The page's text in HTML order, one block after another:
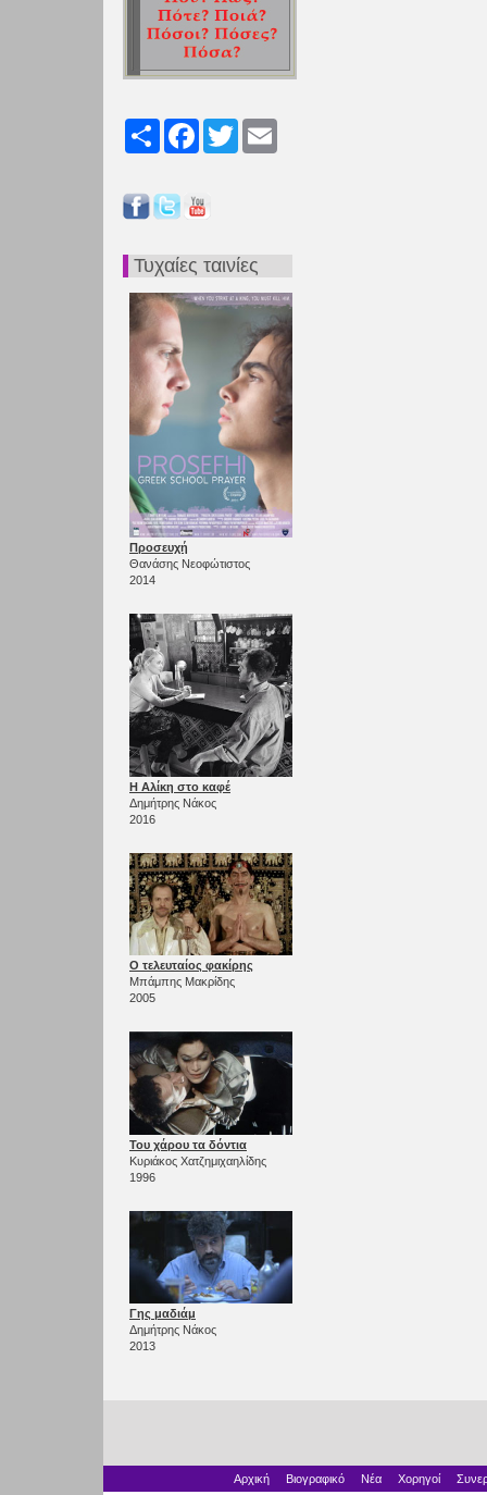
Share FacebookTwitter
Τυχαίες ταινίες
Προσευχή
Θανάσης Νεοφώτιστος
2014
Η Αλίκη στο καφέ
Δημήτρης Νάκος
2016
Ο τελευταίος φακίρης
Μπάμπης Μακρίδης
2005
Του χάρου τα δόντια
Κυριάκος Χατζημιχαηλίδης
1996
Γης μαδιάμ
Δημήτρης Νάκος
2013
Αρχική Βιογραφικό Νέα Χορηγοί